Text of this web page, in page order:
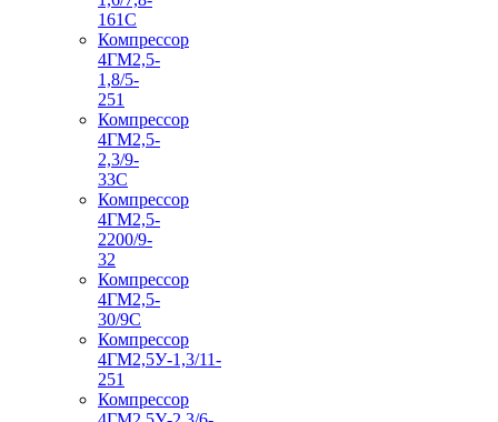
161С
Компрессор
4ГМ2,5-
1,8/5-
251
Компрессор
4ГМ2,5-
2,3/9-
33С
Компрессор
4ГМ2,5-
2200/9-
32
Компрессор
4ГМ2,5-
30/9С
Компрессор
4ГМ2,5У-1,3/11-
251
Компрессор